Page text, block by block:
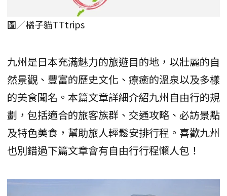
圖／橘子貓TTtrips
九州是日本充滿魅力的旅遊目的地，以壯麗的自
然景觀、豐富的歷史文化、療癒的溫泉以及多樣
的美食聞名。本篇文章詳細介紹九州自由行的規
劃，包括適合的旅客族群、交通攻略、必訪景點
及特色美食，幫助旅人輕鬆安排行程。喜歡九州
也別錯過下篇文章會有自由行行程懶人包！